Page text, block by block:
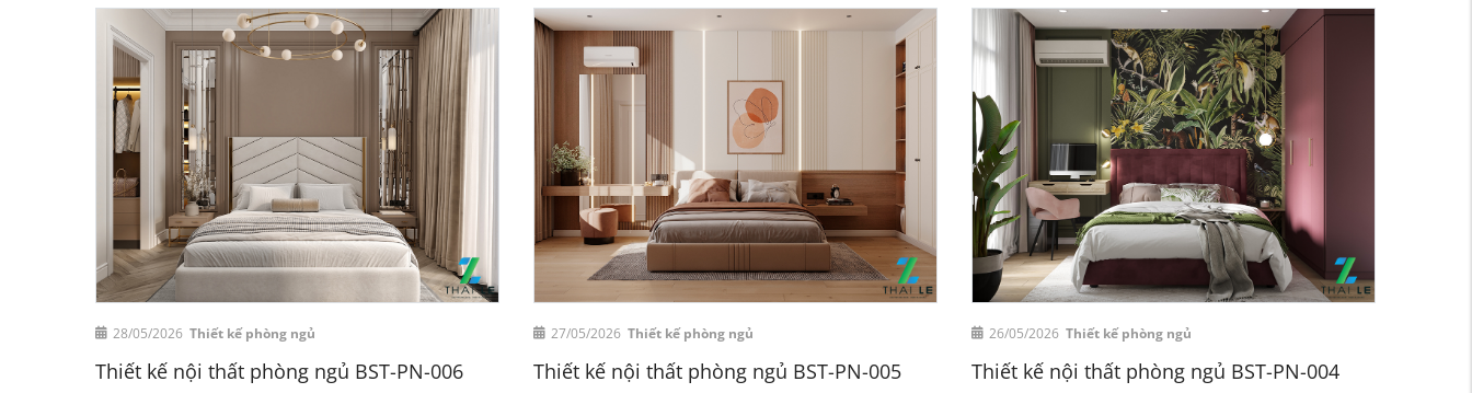
28/05/2026 Thiết kế phòng ngủ
Thiết kế nội thất phòng ngủ BST-PN-006
27/05/2026 Thiết kế phòng ngủ
Thiết kế nội thất phòng ngủ BST-PN-005
26/05/2026 Thiết kế phòng ngủ
Thiết kế nội thất phòng ngủ BST-PN-004